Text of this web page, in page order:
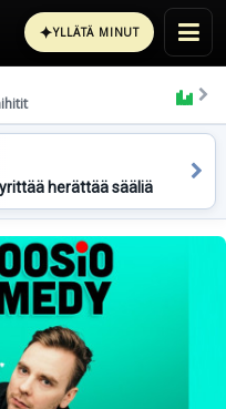
✦YLLÄTÄ MINUT
herättää sääliä